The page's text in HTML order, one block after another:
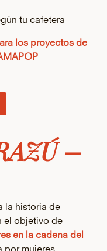
tu cafetera
los proyectos de
–
la historia de
el objetivo de
en la cadena del
por mujeres.